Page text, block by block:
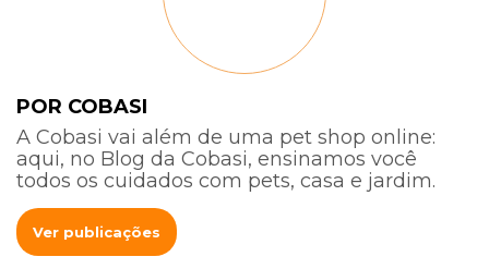
POR COBASI
A Cobasi vai além de uma pet shop online:
aqui, no Blog da Cobasi, ensinamos você
todos os cuidados com pets, casa e jardim.
Ver publicações